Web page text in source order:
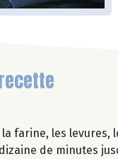
farine, les levures,
de minutes